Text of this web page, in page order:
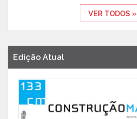
VER TODOS »
Edição Atual